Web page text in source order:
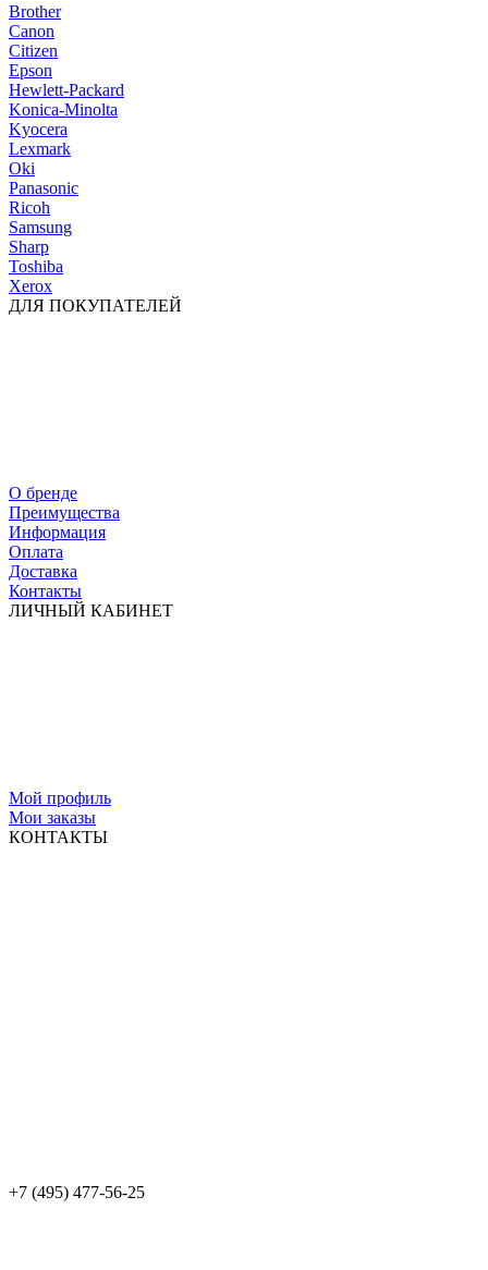
Brother
Canon
Citizen
Epson
Hewlett-Packard
Konica-Minolta
Kyocera
Lexmark
Oki
Panasonic
Ricoh
Samsung
Sharp
Toshiba
Xerox
ДЛЯ ПОКУПАТЕЛЕЙ
О бренде
Преимущества
Информация
Оплата
Доставка
Контакты
ЛИЧНЫЙ КАБИНЕТ
Мой профиль
Мои заказы
КОНТАКТЫ
+7 (495) 477-56-25